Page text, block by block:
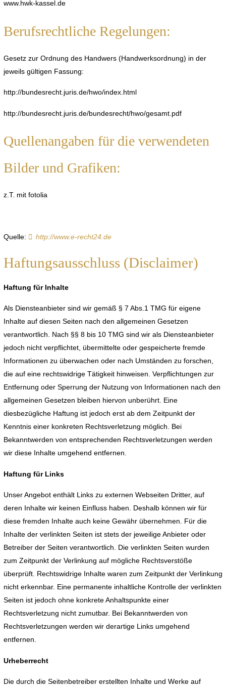
www.hwk-kassel.de
Berufsrechtliche Regelungen:
Gesetz zur Ordnung des Handwers (Handwerksordnung) in der
jeweils gültigen Fassung:
http://bundesrecht.juris.de/hwo/index.html
http://bundesrecht.juris.de/bundesrecht/hwo/gesamt.pdf
Quellenangaben für die verwendeten
Bilder und Grafiken:
z.T. mit fotolia
Quelle: http://www.e-recht24.de
Haftungsausschluss (Disclaimer)
Haftung für Inhalte
Als Diensteanbieter sind wir gemäß § 7 Abs.1 TMG für eigene
Inhalte auf diesen Seiten nach den allgemeinen Gesetzen
verantwortlich. Nach §§ 8 bis 10 TMG sind wir als Diensteanbieter
jedoch nicht verpflichtet, übermittelte oder gespeicherte fremde
Informationen zu überwachen oder nach Umständen zu forschen,
die auf eine rechtswidrige Tätigkeit hinweisen. Verpflichtungen zur
Entfernung oder Sperrung der Nutzung von Informationen nach den
allgemeinen Gesetzen bleiben hiervon unberührt. Eine
diesbezügliche Haftung ist jedoch erst ab dem Zeitpunkt der
Kenntnis einer konkreten Rechtsverletzung möglich. Bei
Bekanntwerden von entsprechenden Rechtsverletzungen werden
wir diese Inhalte umgehend entfernen.
Haftung für Links
Unser Angebot enthält Links zu externen Webseiten Dritter, auf
deren Inhalte wir keinen Einfluss haben. Deshalb können wir für
diese fremden Inhalte auch keine Gewähr übernehmen. Für die
Inhalte der verlinkten Seiten ist stets der jeweilige Anbieter oder
Betreiber der Seiten verantwortlich. Die verlinkten Seiten wurden
zum Zeitpunkt der Verlinkung auf mögliche Rechtsverstöße
überprüft. Rechtswidrige Inhalte waren zum Zeitpunkt der Verlinkung
nicht erkennbar. Eine permanente inhaltliche Kontrolle der verlinkten
Seiten ist jedoch ohne konkrete Anhaltspunkte einer
Rechtsverletzung nicht zumutbar. Bei Bekanntwerden von
Rechtsverletzungen werden wir derartige Links umgehend
entfernen.
Urheberrecht
Die durch die Seitenbetreiber erstellten Inhalte und Werke auf